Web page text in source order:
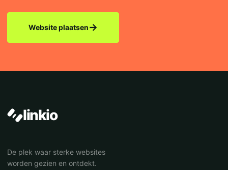
Website plaatsen→
linkio
De plek waar sterke websites
worden gezien en ontdekt.